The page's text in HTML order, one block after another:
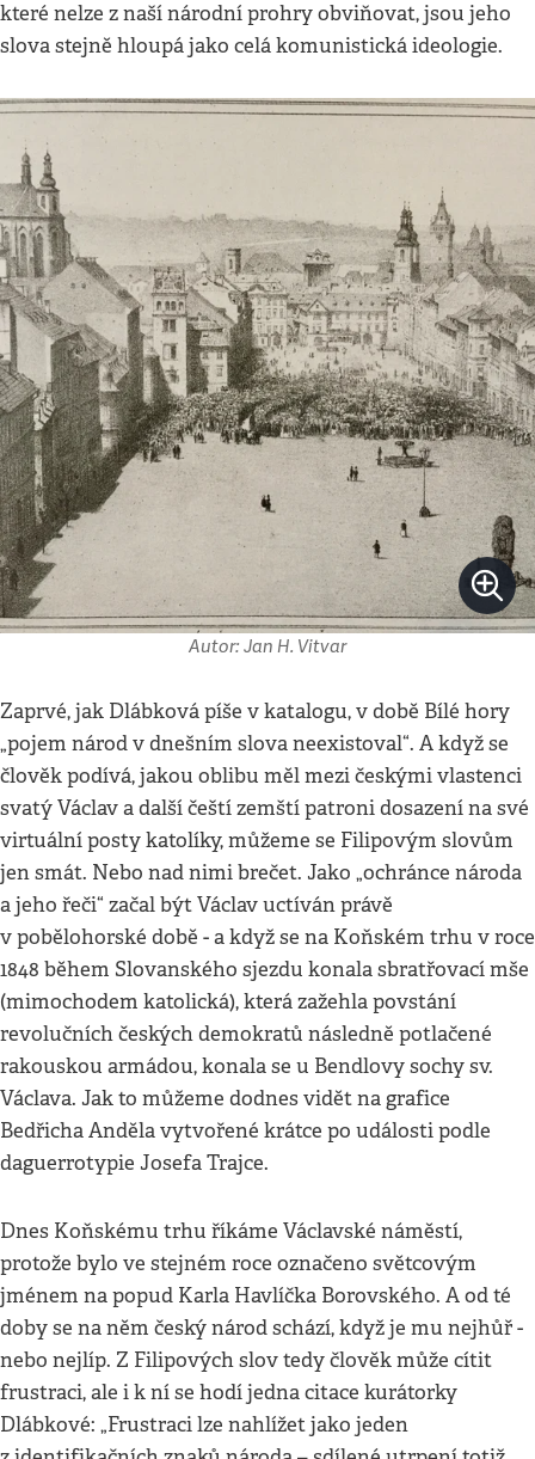
které nelze z naší národní prohry obviňovat, jsou jeho
slova stejně hloupá jako celá komunistická ideologie.
Autor: Jan H. Vitvar
Zaprvé, jak Dlábková píše v katalogu, v době Bílé hory
„pojem národ v dnešním slova neexistoval“. A když se
člověk podívá, jakou oblibu měl mezi českými vlastenci
svatý Václav a další čeští zemští patroni dosazení na své
virtuální posty katolíky, můžeme se Filipovým slovům
jen smát. Nebo nad nimi brečet. Jako „ochránce národa
a jeho řeči“ začal být Václav uctíván právě
v pobělohorské době - a když se na Koňském trhu v roce
1848 během Slovanského sjezdu konala sbratřovací mše
(mimochodem katolická), která zažehla povstání
revolučních českých demokratů následně potlačené
rakouskou armádou, konala se u Bendlovy sochy sv.
Václava. Jak to můžeme dodnes vidět na grafice
Bedřicha Anděla vytvořené krátce po události podle
daguerrotypie Josefa Trajce.
Dnes Koňskému trhu říkáme Václavské náměstí,
protože bylo ve stejném roce označeno světcovým
jménem na popud Karla Havlíčka Borovského. A od té
doby se na něm český národ schází, když je mu nejhůř -
nebo nejlíp. Z Filipových slov tedy člověk může cítit
frustraci, ale i k ní se hodí jedna citace kurátorky
Dlábkové: „Frustraci lze nahlížet jako jeden